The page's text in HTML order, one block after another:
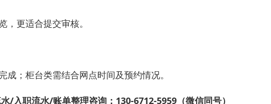
更适合提交审核。
；柜台类需结合网点时间及预约情况。
/入职流水/账单整理咨询：130-6712-5959（微信同号）